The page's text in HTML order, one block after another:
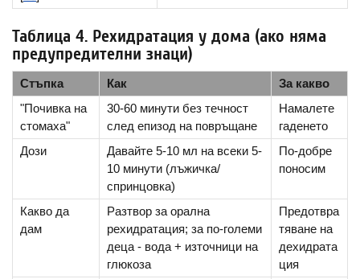
Таблица 4. Рехидратация у дома (ако няма
предупредителни знаци)
Стъпка Как
За какво
"Почивка на
стомаха"
30-60 минути без течност
след епизод на повръщане
Намалете
гаденето
Дози
Давайте 5-10 мл на всеки 5-
10 минути (лъжичка/
спринцовка)
По-добре
поносим
Какво да
дам
Разтвор за орална
рехидратация; за по-големи
деца - вода + източници на
глюкоза
Предотвра
тяване на
дехидрата
ция